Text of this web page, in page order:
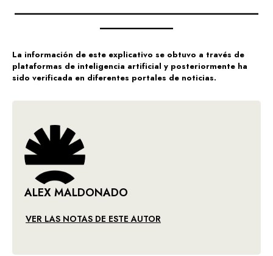
________________________________________
____________
La información de este explicativo se obtuvo a través de
plataformas de inteligencia artificial y posteriormente ha
sido verificada en diferentes portales de noticias.
ALEX MALDONADO
VER LAS NOTAS DE ESTE AUTOR